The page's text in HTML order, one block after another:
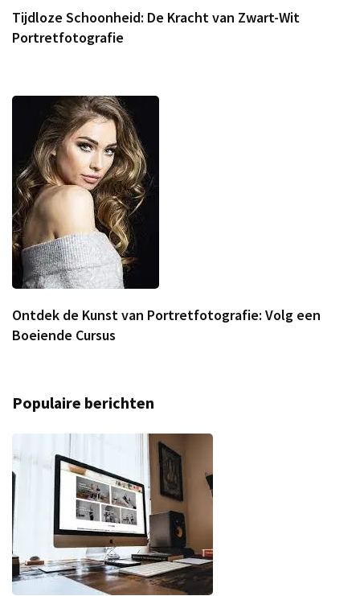
Tijdloze Schoonheid: De Kracht van Zwart-Wit
Portretfotografie
Ontdek de Kunst van Portretfotografie: Volg een
Boeiende Cursus
Populaire berichten